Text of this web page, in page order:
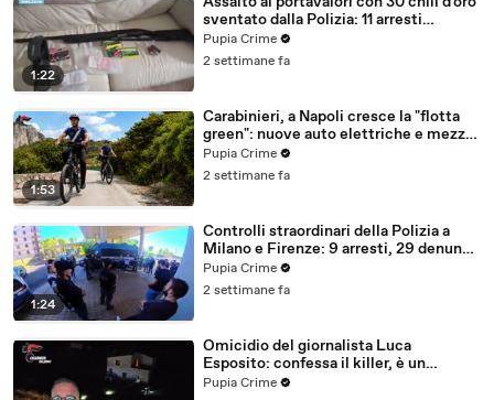
1:22
sventato dalla Polizia: 11 arresti
(25.07.26)
Pupia Crime
2 settimane fa
1:53
Carabinieri, a Napoli cresce la "flotta
green": nuove auto elettriche e mezzi
sostenibili anche sulle isole (25.07.26)
Pupia Crime
2 settimane fa
1:24
Controlli straordinari della Polizia a
Milano e Firenze: 9 arresti, 29 denunce
e oltre 7mila persone identificate
(25.07.26)
Pupia Crime
2 settimane fa
Omicidio del giornalista Luca
Esposito: confessa il killer, è un
26enne tunisino (25.07.26)
Pupia Crime